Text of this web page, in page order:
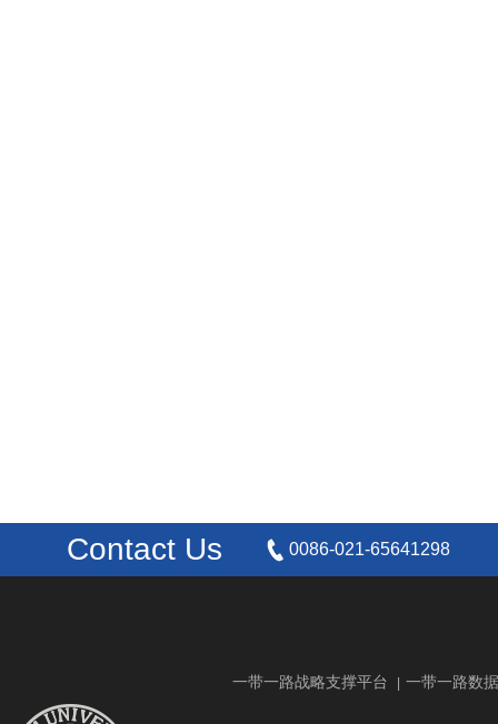
Contact Us 0086-021-65641298
一带一路战略支撑平台 一带一路数